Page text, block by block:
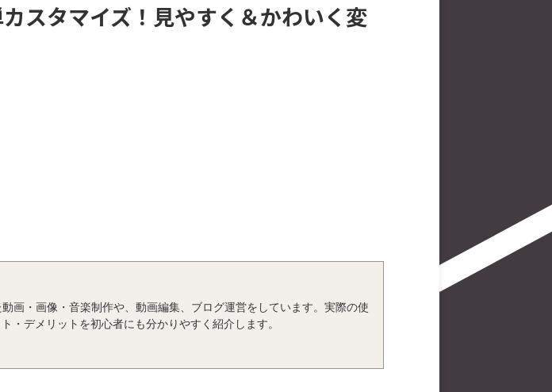
スタマイズ！見やすく＆かわいく変
画・画像・音楽制作や、動画編集、ブログ運営をしています。実際の使
・デメリットを初心者にも分かりやすく紹介します。